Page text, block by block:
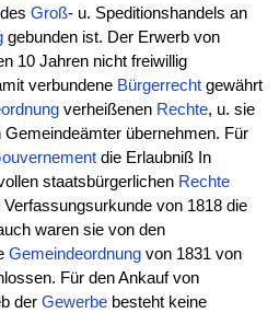
Groß- u. Speditionshandels an
gebunden ist. Der Erwerb von
10 Jahren nicht freiwillig
verbundene Bürgerrechtgewährt
verheißenen Rechte, u. sie
übernehmen. Für
die Erlaubniß In
staatsbürgerlichen Rechte
von 1818 die
waren sie von den
Gemeindeordnungvon 1831 von
Für den Ankauf von
der Gewerbebesteht keine